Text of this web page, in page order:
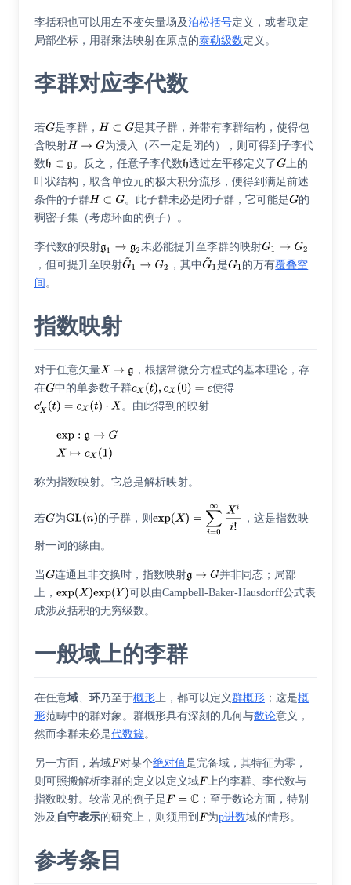
李括积也可以用左不变矢量场及泊松括号定义，或者取定
局部坐标，用群乘法映射在原点的泰勒级数定义。
李群对应李代数
若 是李群，
是其子群，并带有李群结构，使得包
含映射
为浸入（不一定是闭的），则可得到子李代
数
。反之，任意子李代数 透过左平移定义了
上的
叶状结构，取含单位元的极大积分流形，便得到满足前述
条件的子群
。此子群未必是闭子群，它可能是
的
稠密子集（考虑环面的例子）。
李代数的映射
未必能提升至李群的映射
，但可提升至映射
，其中 是 的万有覆叠空
间 。
指数映射
对于任意矢量
，根据常微分方程式的基本理论，存
在
中的单参数子群
使得
。由此得到的映射
称为指数映射。它总是解析映射。
若 为 的子群，则 ，这是指数映
射一词的缘由。
当 连通且非交换时，指数映射
并非同态；局部
上，
可以由Campbell-Baker-Hausdorff公式表
成涉及括积的无穷级数。
一般域上的李群
在任意域 环乃至于概形 上，都可以定义群概形 ；这是概
形范畴中的群对象。群概形具有深刻的几何与数论意义，
然而李群未必是代数簇。
另一方面，若域 对某个绝对值是完备域，其特征为零，
则可照搬解析李群的定义以定义域
上的李群、李代数与
指数映射。较常见的例子是
；至于数论方面，特别
涉及 自守表示的研究上，则须用到 为p进数域的情形。
参考条目